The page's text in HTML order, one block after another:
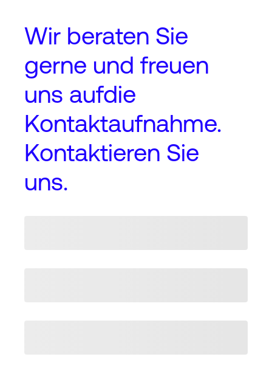
Wir beraten Sie
gerne und freuen
uns aufdie
Kontaktaufnahme.
Kontaktieren Sie
uns.